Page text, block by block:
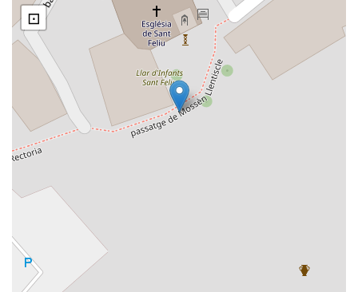
⊡